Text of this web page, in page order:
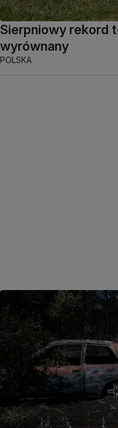
Sierpniowy rekord
wyrównany
POLSKA